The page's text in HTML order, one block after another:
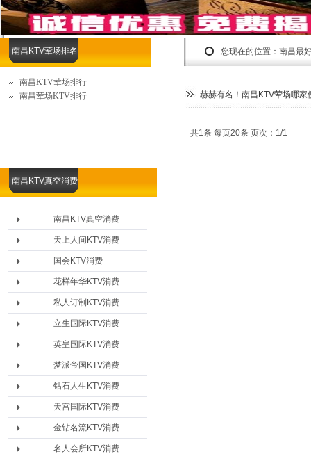
南昌KTV真空消费
南昌KTV真空消费
天上人间KTV消费
国会KTV消费
花样年华KTV消费
私人订制KTV消费
立生国际KTV消费
英皇国际KTV消费
梦派帝国KTV消费
钻石人生KTV消费
天宫国际KTV消费
金钻名流KTV消费
名人会所KTV消费
您现在的位置： 南昌最
赫赫有名！南昌KTV荤场哪
共1条 每页20条 页次：1/1
南昌KTV荤场排名
南昌KTV荤场排行
南昌荤场KTV排行